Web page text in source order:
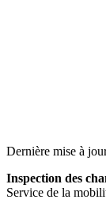
Dernière mise à
Inspection des
Service de la